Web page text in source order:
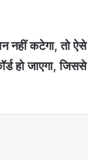
नहीं कटेगा, तो
हो जाएगा,